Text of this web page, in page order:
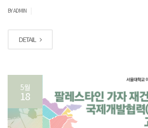
BY ADMIN
DETAIL
5월
18